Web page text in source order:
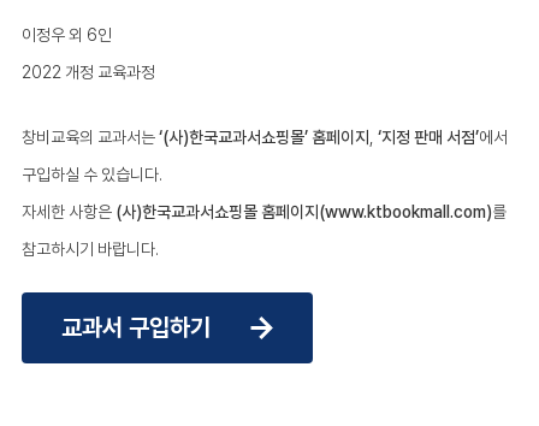
이정우 외 6인
2022 개정 교육과정
창비교육의 교과서는‘(사)한국교과서쇼핑몰’ 홈페이지 ‘지정 판매 서점’에서
구입하실 수 있습니다.
자세한 사항은 (사)한국교과서쇼핑몰 홈페이지(www.ktbookmall.com)를
참고하시기 바랍니다.
교과서 구입하기